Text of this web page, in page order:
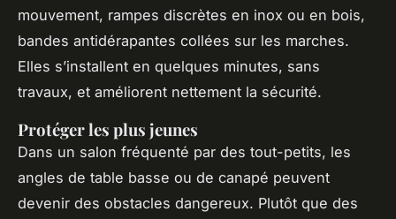
mouvement, rampes discrètes en inox ou en bois,
bandes antidérapantes collées sur les marches.
Elles s’installent en quelques minutes, sans
travaux, et améliorent nettement la sécurité.
Protéger les plus jeunes
Dans un salon fréquenté par des tout-petits, les
angles de table basse ou de canapé peuvent
devenir des obstacles dangereux. Plutôt que des